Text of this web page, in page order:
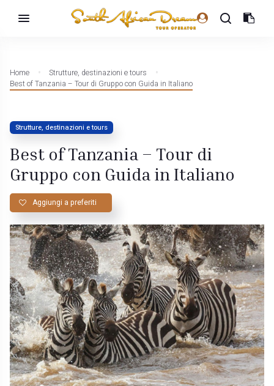
Home
Strutture, destinazioni e tours
Best of Tanzania – Tour di Gruppo con Guida in Italiano
Strutture, destinazioni e tours
Best of Tanzania – Tour di
Gruppo con Guida in Italiano
Aggiungi a preferiti